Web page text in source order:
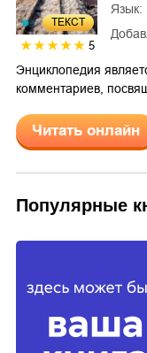
ТЕКСТ
5
Язык:
Энциклопедия
комментариев,
Читать онлайн
Популярные